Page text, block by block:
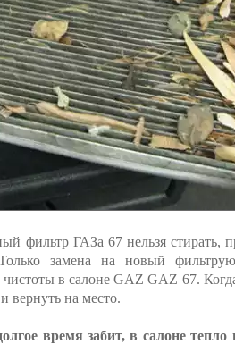
фильтр ГАЗа 67 нельзя стирать,
Только замена на новый
чистоты в салоне GAZ GAZ 67.
вернуть на место.
время забит, в салоне